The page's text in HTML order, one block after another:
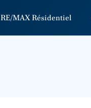
RE/MAX Résidentiel